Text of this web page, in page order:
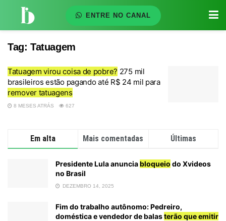
ENTRE NO CANAL
Tag: Tatuagem
Tatuagem virou coisa de pobre? 275 mil
brasileiros estão pagando até R$ 24 mil para
remover tatuagens
8 MESES ATRÁS 627
Em alta Mais comentadas Últimas
Presidente Lula anunciabloqueio do Xvideos
no Brasil
DEZEMBRO 14, 2025
Fim do trabalho autônomo: Pedreiro,
doméstica e vendedor de balasterão que emitir